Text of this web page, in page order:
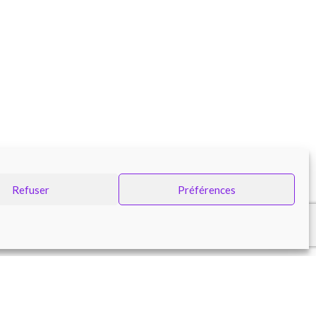
Refuser Préférences